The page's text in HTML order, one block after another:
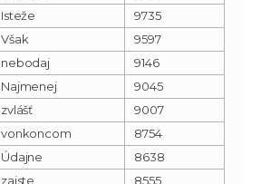
Isteže
9735
Však
9597
nebodaj
9146
Najmenej
9045
zvlášť
9007
vonkoncom
8754
Údajne
8638
zaiste 8555